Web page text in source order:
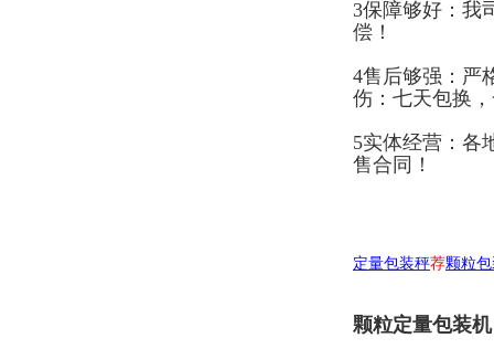
3保障够好：我
偿！
4售后够强：严
伤：七天包换
5实体经营：各
售合同！
定量包装秤荐颗粒
颗粒定量包装